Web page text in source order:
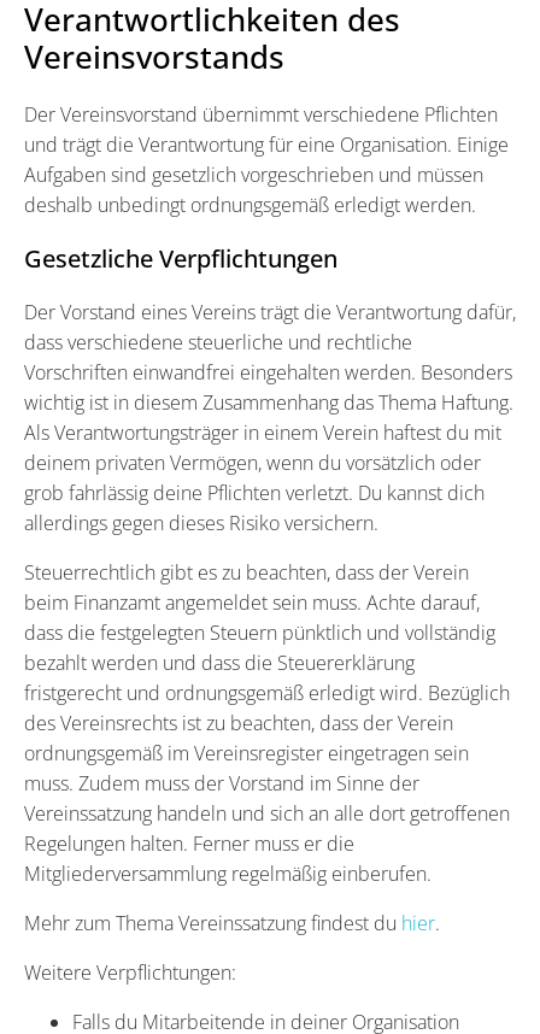
Verantwortlichkeiten des
Vereinsvorstands
Der Vereinsvorstand übernimmt verschiedene Pflichten
und trägt die Verantwortung für eine Organisation. Einige
Aufgaben sind gesetzlich vorgeschrieben und müssen
deshalb unbedingt ordnungsgemäß erledigt werden.
Gesetzliche Verpflichtungen
Der Vorstand eines Vereins trägt die Verantwortung dafür,
dass verschiedene steuerliche und rechtliche
Vorschriften einwandfrei eingehalten werden. Besonders
wichtig ist in diesem Zusammenhang das Thema Haftung.
Als Verantwortungsträger in einem Verein haftest du mit
deinem privaten Vermögen, wenn du vorsätzlich oder
grob fahrlässig deine Pflichten verletzt. Du kannst dich
allerdings gegen dieses Risiko versichern.
Steuerrechtlich gibt es zu beachten, dass der Verein
beim Finanzamt angemeldet sein muss. Achte darauf,
dass die festgelegten Steuern pünktlich und vollständig
bezahlt werden und dass die Steuererklärung
fristgerecht und ordnungsgemäß erledigt wird. Bezüglich
des Vereinsrechts ist zu beachten, dass der Verein
ordnungsgemäß im Vereinsregister eingetragen sein
muss. Zudem muss der Vorstand im Sinne der
Vereinssatzung handeln und sich an alle dort getroffenen
Regelungen halten. Ferner muss er die
Mitgliederversammlung regelmäßig einberufen.
Mehr zum Thema Vereinssatzung findest du hier.
Weitere Verpflichtungen:
Falls du Mitarbeitende in deiner Organisation